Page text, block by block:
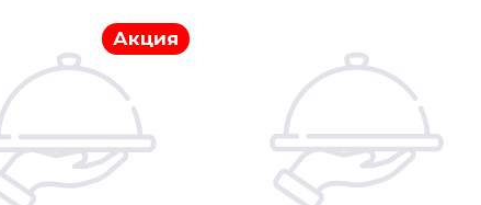
Акция